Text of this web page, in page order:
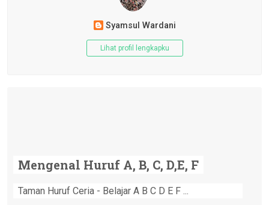
Syamsul Wardani
Lihat profil lengkapku
Mengenal Huruf A, B, C, D,E, F
Taman Huruf Ceria - Belajar A B C D E F ...